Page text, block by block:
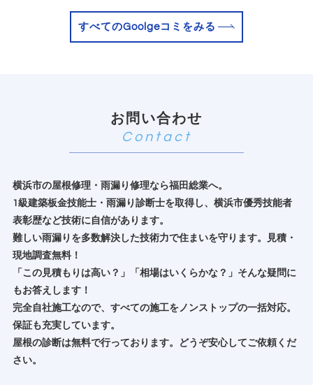
すべてのGoolgeコミをみる
お問い合わせ
横浜市の屋根修理・雨漏り修理なら福田総業へ。
1級建築板金技能士・雨漏り診断士を取得し、横浜市優秀技能者
表彰歴など技術に自信があります。
難しい雨漏りを多数解決した技術力で住まいを守ります。見積・
現地調査無料！
「この見積もりは高い？」「相場はいくらかな？」そんな疑問に
もお答えします！
完全自社施工なので、すべての施工をノンストップの一括対応。
保証も充実しています。
屋根の診断は無料で行っております。どうぞ安心してご依頼くだ
さい。